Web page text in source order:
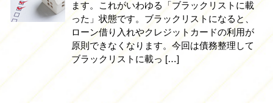
ます。これがいわゆる「ブラックリストに載
った」状態です。ブラックリストになると、
ローン借り入れやクレジットカードの利用が
原則できなくなります。今回は債務整理して
ブラックリストに載っ […]